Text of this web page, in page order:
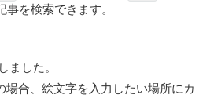
事を検索できます。
ました。
場合、絵文字を入力したい場所にカ